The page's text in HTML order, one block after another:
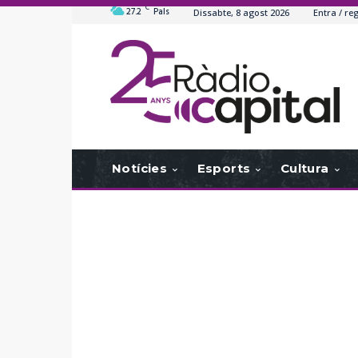
27.2 C Pals Dissabte, 8 agost 2026 Entra /
Notícies Esports Cultura